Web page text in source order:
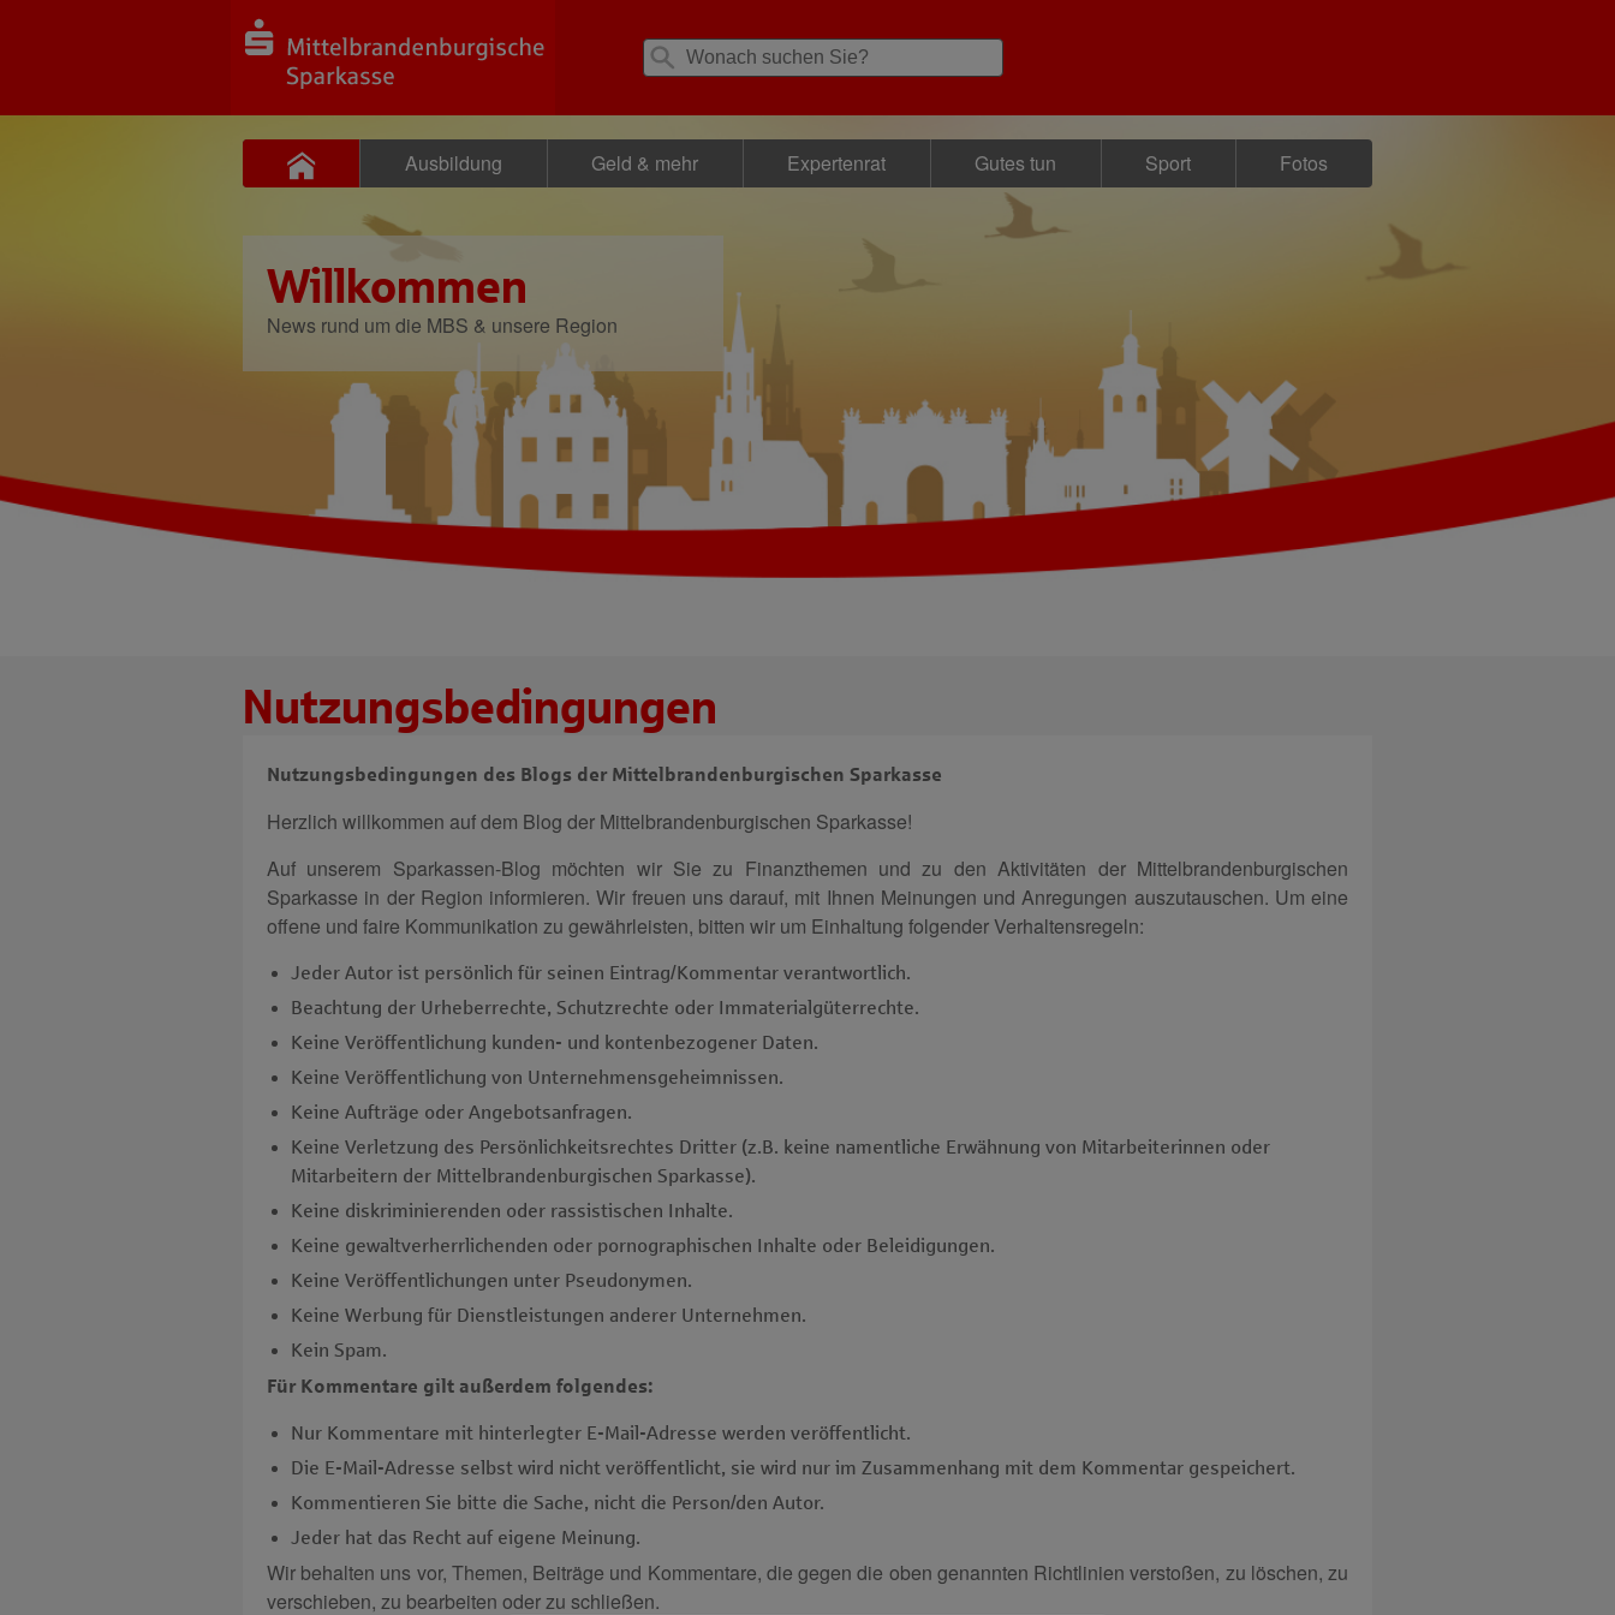
Ausbildung Geld & mehr Expertenrat Gutes tun Sport Fotos
Willkommen
News rund um die MBS & unsere Region
Nutzungsbedingungen
Nutzungsbedingungen des Blogs der Mittelbrandenburgischen Sparkasse
Herzlich willkommen auf dem Blog der Mittelbrandenburgischen Sparkasse!
Auf unserem Sparkassen-Blog möchten wir Sie zu Finanzthemen und zu den Aktivitäten der Mittelbrandenburgischen
Sparkasse in der Region informieren. Wir freuen uns darauf, mit Ihnen Meinungen und Anregungen auszutauschen. Um eine
offene und faire Kommunikation zu gewährleisten, bitten wir um Einhaltung folgender Verhaltensregeln:
Jeder Autor ist persönlich für seinen Eintrag/Kommentar verantwortlich.
Beachtung der Urheberrechte, Schutzrechte oder Immaterialgüterrechte.
Keine Veröffentlichung kunden- und kontenbezogener Daten.
Keine Veröffentlichung von Unternehmensgeheimnissen.
Keine Aufträge oder Angebotsanfragen.
Keine Verletzung des Persönlichkeitsrechtes Dritter (z.B. keine namentliche Erwähnung von Mitarbeiterinnen oder
Mitarbeitern der Mittelbrandenburgischen Sparkasse).
Keine diskriminierenden oder rassistischen Inhalte.
Keine gewaltverherrlichenden oder pornographischen Inhalte oder Beleidigungen.
Keine Veröffentlichungen unter Pseudonymen.
Keine Werbung für Dienstleistungen anderer Unternehmen.
Kein Spam.
Für Kommentare gilt außerdem folgendes:
Nur Kommentare mit hinterlegter E-Mail-Adresse werden veröffentlicht.
Die E-Mail-Adresse selbst wird nicht veröffentlicht, sie wird nur im Zusammenhang mit dem Kommentar gespeichert.
Kommentieren Sie bitte die Sache, nicht die Person/den Autor.
Jeder hat das Recht auf eigene Meinung.
Wir behalten uns vor, Themen, Beiträge und Kommentare, die gegen die oben genannten Richtlinien verstoßen, zu löschen, zu
verschieben, zu bearbeiten oder zu schließen.